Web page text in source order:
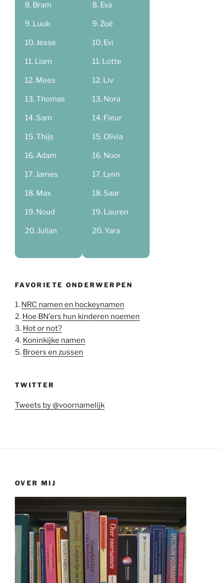
Bram
Luuk
Jesse
Liam
Mees
Thomas
Sam
Thijs
Adam
James
Max
Noud
Julian
Eva
Zoë
Evi
Lotte
Liv
Nora
Fleur
Olivia
Noor
Lynn
Saar
Lauren
Yara
FAVORIETE ONDERWERPEN
1. NRC namen en hockeynamen
2. Hoe BN'ers hun kinderen noemen
3. Hot or not?
4. Koninkijke namen
5. Broers en zussen
TWITTER
Tweets by @voornamelijk
OVER MIJ